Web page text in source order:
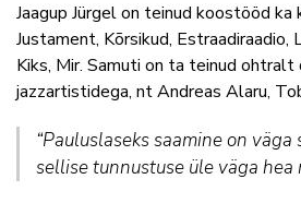
Jaagup Jürgel on teinud koostööd
Justament, Kõrsikud,
Kiks, Mir. Samuti on ta teinud ohtralt
jazzartistidega, nt Andreas Alaru,
“Pauluslaseks saamine on väga
sellise tunnustuse üle väga hea